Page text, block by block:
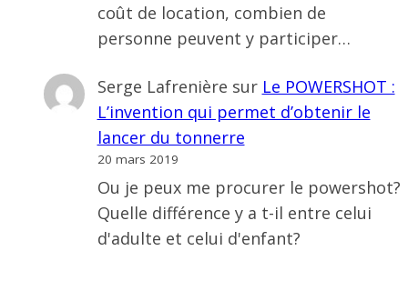
coût de location, combien de
personne peuvent y participer…
Serge Lafrenière sur Le POWERSHOT :
L’invention qui permet d’obtenir le
lancer du tonnerre
20 mars 2019
Ou je peux me procurer le powershot?
Quelle différence y a t-il entre celui
d'adulte et celui d'enfant?